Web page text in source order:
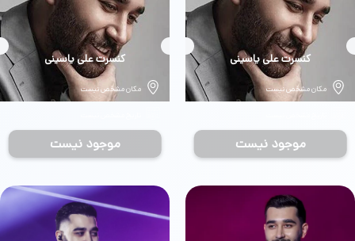
بلیط
کنسرت علی یاسینی
مکان مشخص نیست
موجود نیست
بلیط
کنسرت علی یاسینی
مکان مشخص نیست
موجود نیست